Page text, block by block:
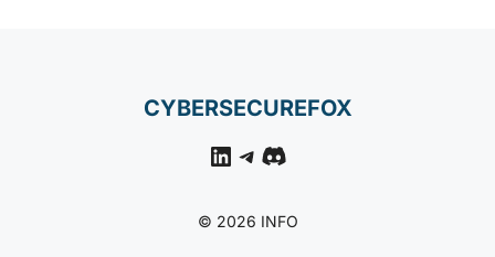
CYBERSECUREFOX
LinkedIn
Telegram
Discord
© 2026 INFO